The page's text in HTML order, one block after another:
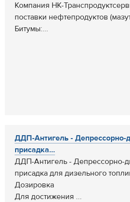
Компания НК-
поставки нефтепродуктов
Битумы:...
ДДП-Антигель - Депрессорно-
присадка...
ДДП-Антигель - Депрессорно-
присадка для дизельного
Дозировка
Для достижения ...